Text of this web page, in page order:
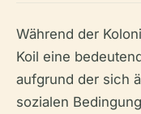
Während der
Koil eine
aufgrund der sich
sozialen